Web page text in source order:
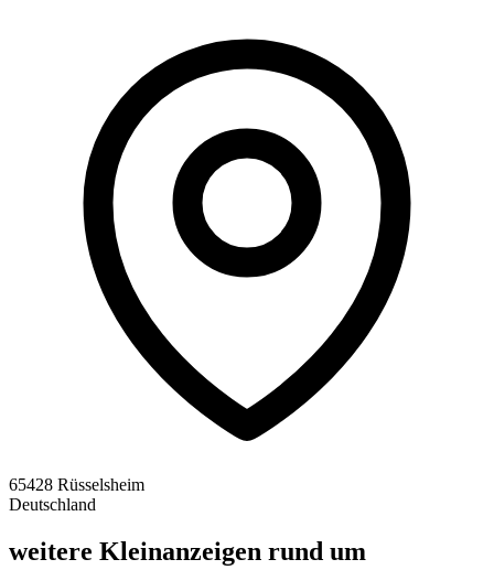
65428 Rüsselsheim
Deutschland
weitere Kleinanzeigen rund um